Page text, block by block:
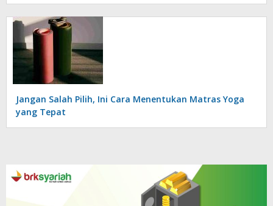
Jangan Salah Pilih, Ini Cara Menentukan Matras Yoga
yang Tepat